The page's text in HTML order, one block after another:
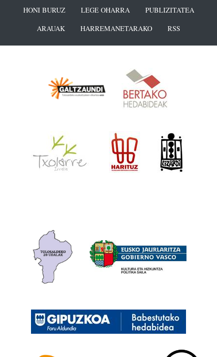
HONI BURUZ LEGE OHARRA
PUBLIZITATEA
ARAUAK
HARREMANETARAKO RSS